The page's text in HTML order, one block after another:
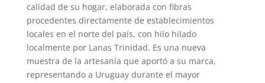
calidad de su hogar, elaborada con fibras
procedentes directamente de establecimientos
locales en el norte del país, con hilo hilado
localmente por Lanas Trinidad. Es una nueva
muestra de la artesanía que aportó a su marca,
representando a Uruguay durante el mayor